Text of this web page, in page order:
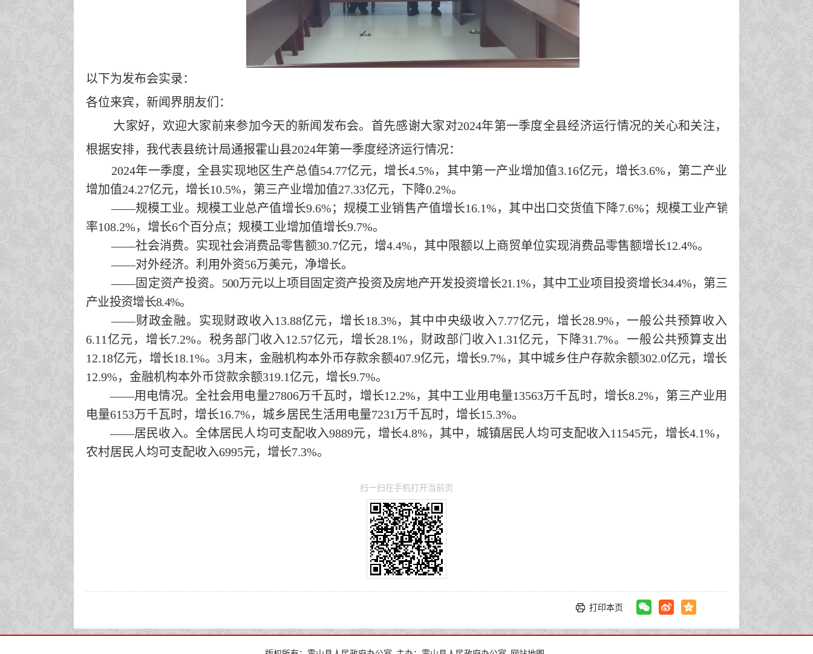
以下为发布会实录：
各位来宾，新闻界朋友们：
大家好，欢迎大家前来参加今天的新闻发布会。首先感谢大家对2024年第一季度全县经济运行情况的关心和关注，
根据安排，我代表县统计局通报霍山县2024年第一季度经济运行情况：
2024年一季度 ，全县实现地区 生产总值54.77亿元，增长4.5%，其中第一产业增加值3.16亿元，增长3.6% ，第二产业
增加值24.27亿元，增长10.5%，第三产业增加值27.33亿元， 下降0.2%。
——规模工业。 规模工业总产值增长9.6%；规模工业销售产值增长16.1%，其中出口交货值下降7.6%；规模工业产销
率108.2%，增长6个百分点；规模工业增加值增长9.7%。
——社会消费。 实现社会消费品零售额30.7亿元，增4.4%，其中限额以上商贸单位实现消费品零售额增长12.4%。
——对外经济。 利用外资56万美元，净增长。
——固定资产投资。 500万元以上项目固定资产投资及房地产开发投资增长21.1%，其中工业项目投资增长34.4%，第三
产业投资增长8.4%。
——财政金融。 实现财政收入13.88亿元， 增长18.3%，其中中央级收入7.77亿元， 增长28.9% ，一般公共预算收入
6.11亿元， 增长7.2%。税务部门 收入12.57亿元， 增长28.1% ， 财政部门收入1.31亿元， 下降31.7%。 一般公共预算支出
12.18亿元， 增长18.1%。 3月末，金融机构本外币存款余额407.9亿元， 增长9.7%，其中城乡住户存款余额302.0亿元，增长
12.9%，金融机构本外币贷款余额319.1亿元，增长9.7%。
——用电情况。 全社会用电量27806万千瓦时， 增长12.2%，其中工业用电量13563万千瓦时，增长8.2%，第三产业用
电量6153万千瓦时，增长16.7%，城乡居民生活用电量7231万千瓦时， 增长15.3%。
——居民收入。 全体居民人均可支配收入9889元，增长4.8%， 其中， 城镇居民人均可支配收入11545元，增长4.1%，
农村居民人均可支配收入6995元，增长7.3%。
扫一扫在手机打开当前页
打印本页